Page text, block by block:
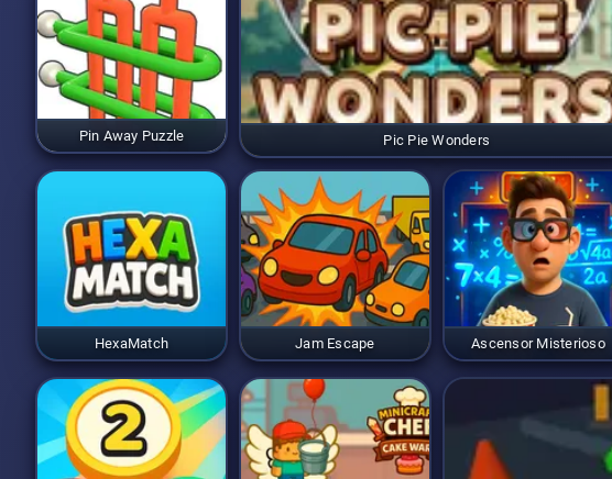
Pic Pie Wonders
Pin Away Puzzle
HexaMatch Jam Escape Ascensor Misterioso